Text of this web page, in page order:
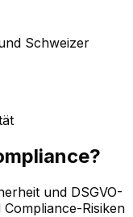
Schweizer
und DSGVO-
Risiken